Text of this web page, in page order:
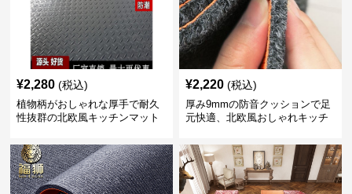
¥2,280 (税込)
植物柄がおしゃれな厚手で耐久
性抜群の北欧風キッチンマット
¥2,220 (税込)
厚み9mmの防音クッションで足
元快適、北欧風おしゃれキッチ